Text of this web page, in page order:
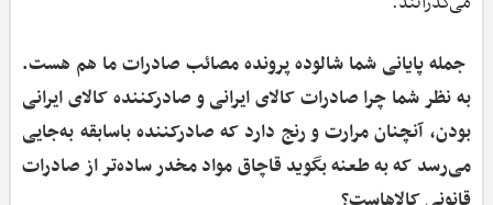
‌ جمله پایانی شما شالوده پرونده مصائب صادرات ما هم هست.
به نظر شما چرا صادرات کالای ایرانی و صادرکننده کالای ایرانی
بودن، آنچنان مرارت و رنج دارد که صادرکننده باسابقه به‌جایی
می‌رسد که به طعنه بگوید قاچاق مواد مخدر ساده‌تر از صادرات